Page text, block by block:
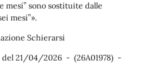
mesi” sono sostituite dalle
mesi”».
Schierarsi
del 21/04/2026 - (26A01978) -